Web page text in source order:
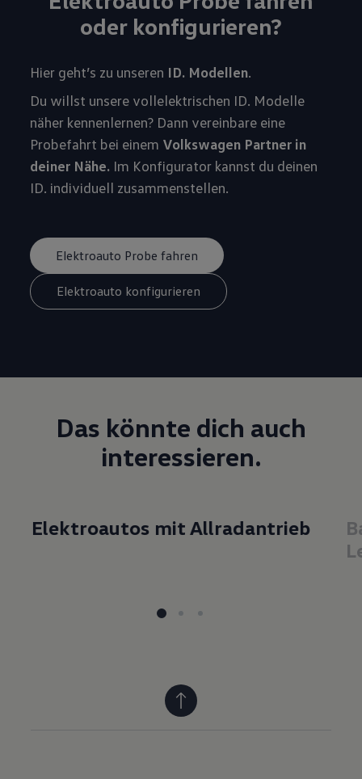
oder konfigurieren?
Hier geht’s zu unseren ID. Modellen.
Du willst unsere vollelektrischen ID. Modelle
näher kennenlernen? Dann vereinbare eine
Probefahrt bei einem Volkswagen Partner in
deiner Nähe. Im Konfigurator kannst du deinen
ID. individuell zusammenstellen.
Elektroauto Probe fahren
Elektroauto konfigurieren
Das könnte dich auch
interessieren.
Elektroautos mit Allradantrieb